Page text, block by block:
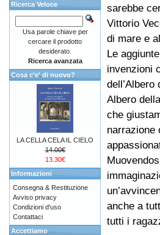
sarebbe
Vittorio
di mare e
Le
invenzioni
Albero
che
narrazione
anche a
tutti i
Ricerca Veloce
Usa parole chiave per
cercare il prodotto
desiderato.
Ricerca avanzata
Cosa c'e' di nuovo?
LA CELLA CELA IL CIELO
14.00€
13.30€
Informazioni
Consegna & Restituzione
Avviso privacy
Condizioni d'uso
Contattaci
Accettiamo